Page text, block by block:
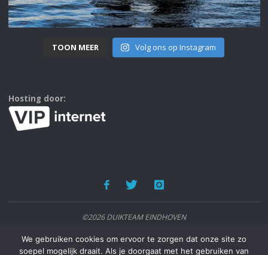
TOON MEER Volg ons op Instagram
Hosting door:
©2026 DUIKTEAM EINDHOVEN
AANGEDREVEN DOOR SEPTERA& WORDPRESS.
We gebruiken cookies om ervoor te zorgen dat onze site zo
soepel mogelijk draait. Als je doorgaat met het gebruiken van